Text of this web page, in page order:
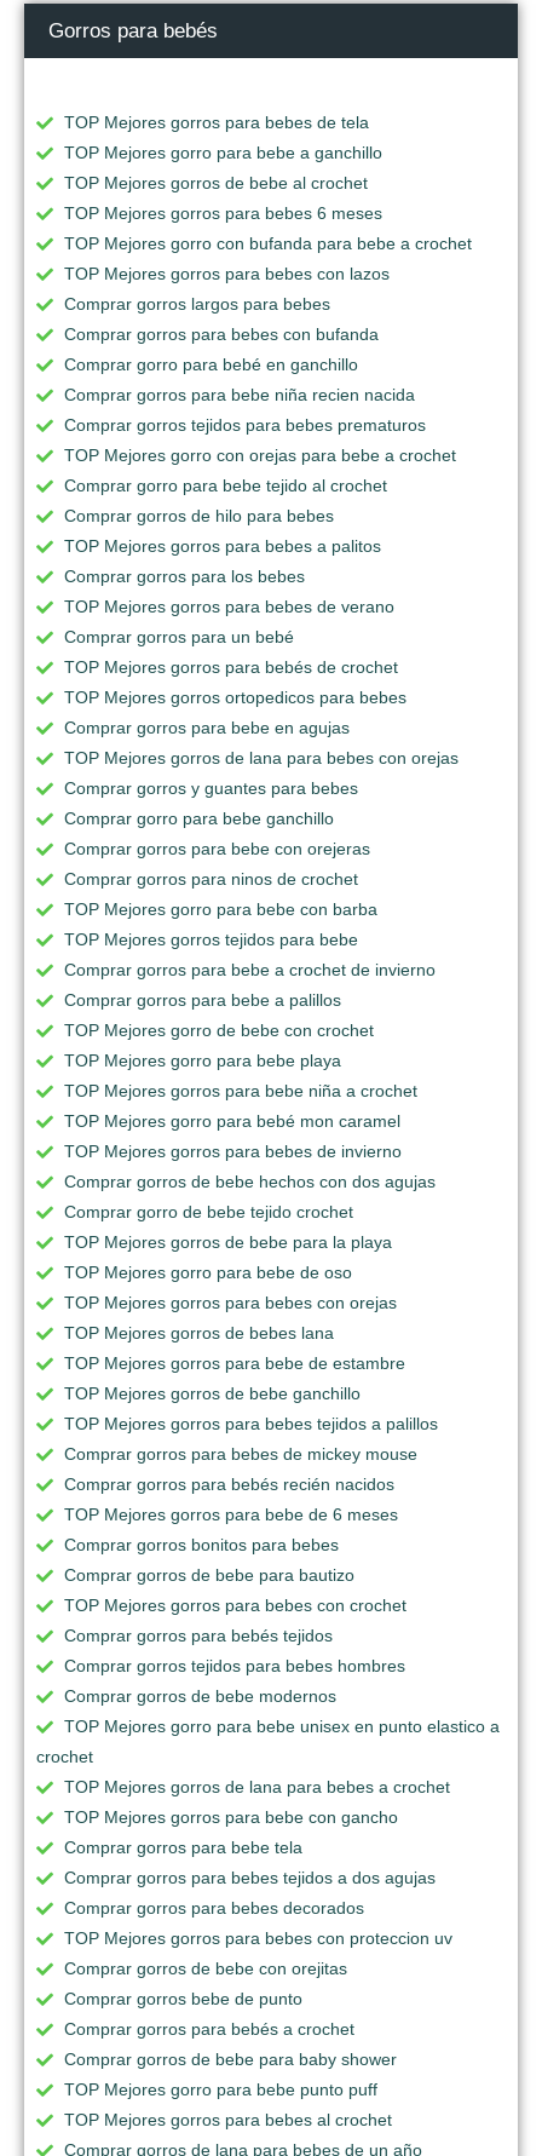
Gorros para bebés
TOP Mejores gorros para bebes de tela
TOP Mejores gorro para bebe a ganchillo
TOP Mejores gorros de bebe al crochet
TOP Mejores gorros para bebes 6 meses
TOP Mejores gorro con bufanda para bebe a crochet
TOP Mejores gorros para bebes con lazos
Comprar gorros largos para bebes
Comprar gorros para bebes con bufanda
Comprar gorro para bebé en ganchillo
Comprar gorros para bebe niña recien nacida
Comprar gorros tejidos para bebes prematuros
TOP Mejores gorro con orejas para bebe a crochet
Comprar gorro para bebe tejido al crochet
Comprar gorros de hilo para bebes
TOP Mejores gorros para bebes a palitos
Comprar gorros para los bebes
TOP Mejores gorros para bebes de verano
Comprar gorros para un bebé
TOP Mejores gorros para bebés de crochet
TOP Mejores gorros ortopedicos para bebes
Comprar gorros para bebe en agujas
TOP Mejores gorros de lana para bebes con orejas
Comprar gorros y guantes para bebes
Comprar gorro para bebe ganchillo
Comprar gorros para bebe con orejeras
Comprar gorros para ninos de crochet
TOP Mejores gorro para bebe con barba
TOP Mejores gorros tejidos para bebe
Comprar gorros para bebe a crochet de invierno
Comprar gorros para bebe a palillos
TOP Mejores gorro de bebe con crochet
TOP Mejores gorro para bebe playa
TOP Mejores gorros para bebe niña a crochet
TOP Mejores gorro para bebé mon caramel
TOP Mejores gorros para bebes de invierno
Comprar gorros de bebe hechos con dos agujas
Comprar gorro de bebe tejido crochet
TOP Mejores gorros de bebe para la playa
TOP Mejores gorro para bebe de oso
TOP Mejores gorros para bebes con orejas
TOP Mejores gorros de bebes lana
TOP Mejores gorros para bebe de estambre
TOP Mejores gorros de bebe ganchillo
TOP Mejores gorros para bebes tejidos a palillos
Comprar gorros para bebes de mickey mouse
Comprar gorros para bebés recién nacidos
TOP Mejores gorros para bebe de 6 meses
Comprar gorros bonitos para bebes
Comprar gorros de bebe para bautizo
TOP Mejores gorros para bebes con crochet
Comprar gorros para bebés tejidos
Comprar gorros tejidos para bebes hombres
Comprar gorros de bebe modernos
TOP Mejores gorro para bebe unisex en punto elastico a
crochet
TOP Mejores gorros de lana para bebes a crochet
TOP Mejores gorros para bebe con gancho
Comprar gorros para bebe tela
Comprar gorros para bebes tejidos a dos agujas
Comprar gorros para bebes decorados
TOP Mejores gorros para bebes con proteccion uv
Comprar gorros de bebe con orejitas
Comprar gorros bebe de punto
Comprar gorros para bebés a crochet
Comprar gorros de bebe para baby shower
TOP Mejores gorro para bebe punto puff
TOP Mejores gorros para bebes al crochet
Comprar gorros de lana para bebes de un año